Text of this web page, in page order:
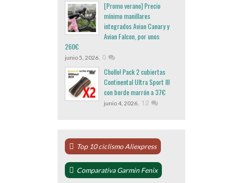
[Promo verano] Precio
mínimo manillares
integrados Avian Canary y
Avian Falcon, por unos
260€
junio 5, 2026, 0
Chollo! Pack 2 cubiertas
Continental Ultra Sport III
con borde marrón a 37€
junio 4, 2026, 12
Top 10 ciclismo Aliexpress
Comparativa Garmin Fenix